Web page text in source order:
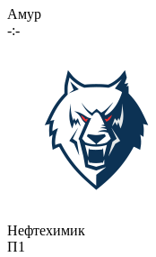
Амур
-:-
Нефтехимик
П1